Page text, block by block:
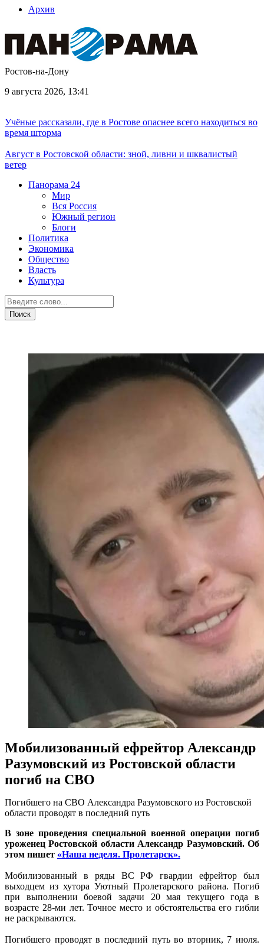
Архив
Ростов-на-Дону
9 августа 2026, 13:41
Учёные рассказали, где в Ростове опаснее всего находиться во
время шторма
Август в Ростовской области: зной, ливни и шквалистый
ветер
Панорама 24
Мир
Вся Россия
Южный регион
Блоги
Политика
Экономика
Общество
Власть
Культура
Мобилизованный ефрейтор Александр
Разумовский из Ростовской области
погиб на СВО
Погибшего на СВО Александра Разумовского из Ростовской
области проводят в последний путь
В зоне проведения специальной военной операции погиб
уроженец Ростовской области Александр Разумовский. Об
этом пишет «Наша неделя. Пролетарск».
Мобилизованный в ряды ВС РФ гвардии ефрейтор был
выходцем из хутора Уютный Пролетарского района. Погиб
при выполнении боевой задачи 20 мая текущего года в
возрасте 28-ми лет. Точное место и обстоятельства его гибли
не раскрываются.
Погибшего проводят в последний путь во вторник, 7 июля.